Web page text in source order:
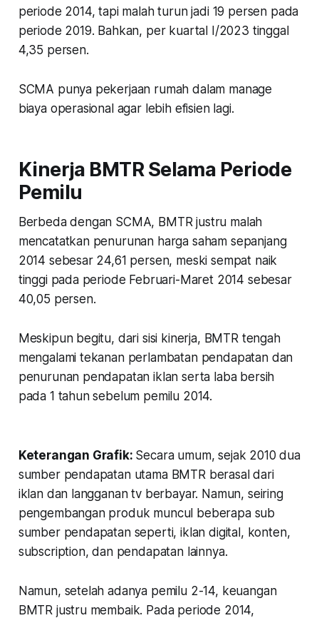
periode 2014, tapi malah turun jadi 19 persen pada
periode 2019. Bahkan, per kuartal I/2023 tinggal
4,35 persen.
SCMA punya pekerjaan rumah dalam manage
biaya operasional agar lebih efisien lagi.
Kinerja BMTR Selama Periode
Pemilu
Berbeda dengan SCMA, BMTR justru malah
mencatatkan penurunan harga saham sepanjang
2014 sebesar 24,61 persen, meski sempat naik
tinggi pada periode Februari-Maret 2014 sebesar
40,05 persen.
Meskipun begitu, dari sisi kinerja, BMTR tengah
mengalami tekanan perlambatan pendapatan dan
penurunan pendapatan iklan serta laba bersih
pada 1 tahun sebelum pemilu 2014.
Keterangan Grafik: Secara umum, sejak 2010 dua
sumber pendapatan utama BMTR berasal dari
iklan dan langganan tv berbayar. Namun, seiring
pengembangan produk muncul beberapa sub
sumber pendapatan seperti, iklan digital, konten,
subscription, dan pendapatan lainnya.
Namun, setelah adanya pemilu 2-14, keuangan
BMTR justru membaik. Pada periode 2014,